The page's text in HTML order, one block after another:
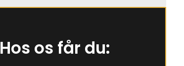
Hos os får du: